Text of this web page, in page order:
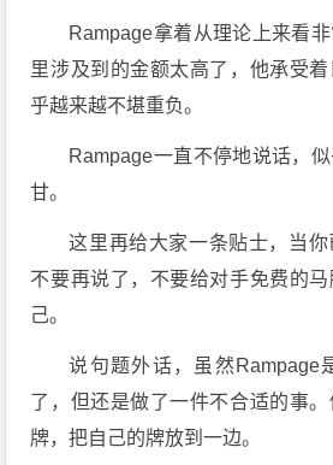
Rampage拿着从理论上来看
里涉及到的金额太高了，他承受
乎越来越不堪重负。
Rampage一直不停地说话，
甘。
这里再给大家一条贴士，当
不要再说了，不要给对手免费的
己。
说句题外话，虽然Rampage
了，但还是做了一件不合适的事
牌，把自己的牌放到一边。